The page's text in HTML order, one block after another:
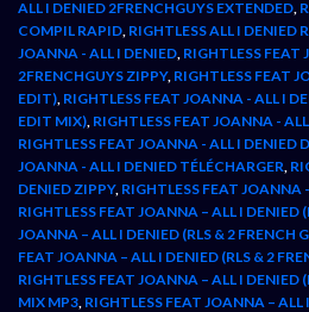
ALL I DENIED 2FRENCHGUYS EXTENDED
COMPIL RAPID RIGHTLESS ALL I DENIED
JOANNA - ALL I DENIED RIGHTLESS FEAT
2FRENCHGUYS ZIPPY, RIGHTLESS FEAT
EDIT) RIGHTLESS FEAT JOANNA - ALL I
EDIT MIX) RIGHTLESS FEAT JOANNA -
RIGHTLESS FEAT JOANNA - ALL I DENIED
JOANNA - ALL I DENIED TÉLÉCHARGER
DENIED ZIPPY, RIGHTLESS FEAT
RIGHTLESS FEAT JOANNA – ALL I DENIED
JOANNA – ALL I DENIED (RLS & 2 FRENCH
FEAT JOANNA – ALL I DENIED (RLS & 2
RIGHTLESS FEAT JOANNA – ALL I DENIED
MIX MP3 RIGHTLESS FEAT JOANNA – ALL